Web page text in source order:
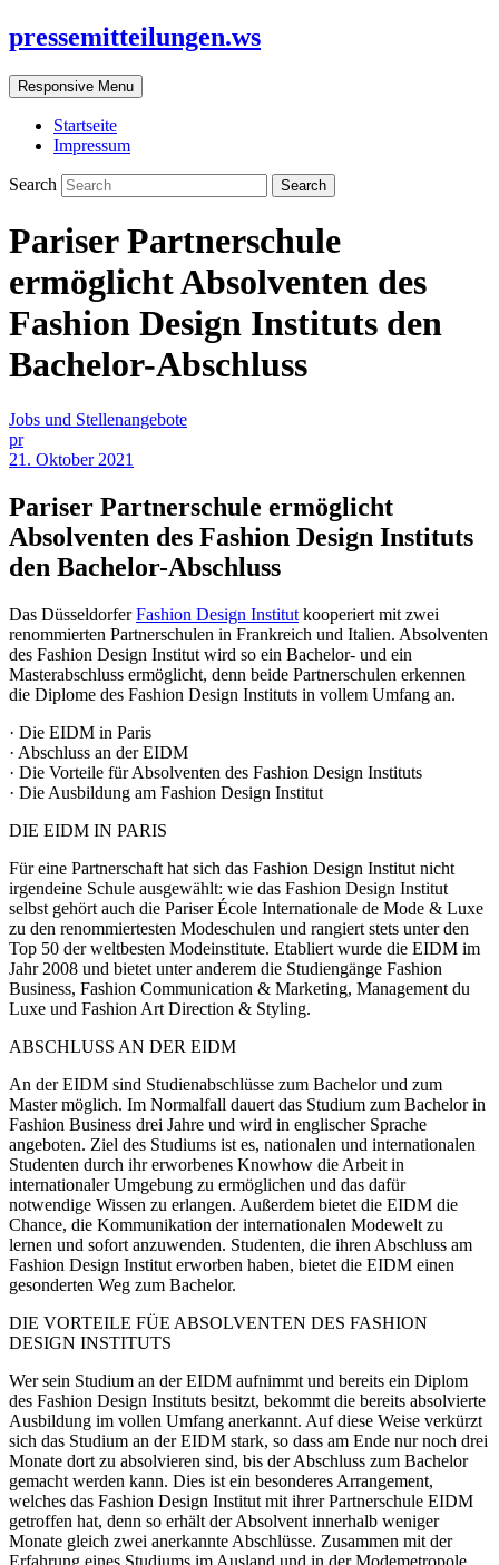
pressemitteilungen.ws
Responsive Menu
Startseite
Impressum
Search
Pariser Partnerschule
ermöglicht Absolventen des
Fashion Design Instituts den
Bachelor-Abschluss
Jobs und Stellenangebote
pr
21. Oktober 2021
Pariser Partnerschule ermöglicht
Absolventen des Fashion Design Instituts
den Bachelor-Abschluss
Das DüsseldorferFashion Design Institut kooperiert mit zwei
renommierten Partnerschulen in Frankreich und Italien. Absolventen
des Fashion Design Institut wird so ein Bachelor- und ein
Masterabschluss ermöglicht, denn beide Partnerschulen erkennen
die Diplome des Fashion Design Instituts in vollem Umfang an.
· Die EIDM in Paris
· Abschluss an der EIDM
· Die Vorteile für Absolventen des Fashion Design Instituts
· Die Ausbildung am Fashion Design Institut
DIE EIDM IN PARIS
Für eine Partnerschaft hat sich das Fashion Design Institut nicht
irgendeine Schule ausgewählt: wie das Fashion Design Institut
selbst gehört auch die Pariser École Internationale de Mode & Luxe
zu den renommiertesten Modeschulen und rangiert stets unter den
Top 50 der weltbesten Modeinstitute. Etabliert wurde die EIDM im
Jahr 2008 und bietet unter anderem die Studiengänge Fashion
Business, Fashion Communication & Marketing, Management du
Luxe und Fashion Art Direction & Styling.
ABSCHLUSS AN DER EIDM
An der EIDM sind Studienabschlüsse zum Bachelor und zum
Master möglich. Im Normalfall dauert das Studium zum Bachelor in
Fashion Business drei Jahre und wird in englischer Sprache
angeboten. Ziel des Studiums ist es, nationalen und internationalen
Studenten durch ihr erworbenes Knowhow die Arbeit in
internationaler Umgebung zu ermöglichen und das dafür
notwendige Wissen zu erlangen. Außerdem bietet die EIDM die
Chance, die Kommunikation der internationalen Modewelt zu
lernen und sofort anzuwenden. Studenten, die ihren Abschluss am
Fashion Design Institut erworben haben, bietet die EIDM einen
gesonderten Weg zum Bachelor.
DIE VORTEILE FÜE ABSOLVENTEN DES FASHION
DESIGN INSTITUTS
Wer sein Studium an der EIDM aufnimmt und bereits ein Diplom
des Fashion Design Instituts besitzt, bekommt die bereits absolvierte
Ausbildung im vollen Umfang anerkannt. Auf diese Weise verkürzt
sich das Studium an der EIDM stark, so dass am Ende nur noch drei
Monate dort zu absolvieren sind, bis der Abschluss zum Bachelor
gemacht werden kann. Dies ist ein besonderes Arrangement,
welches das Fashion Design Institut mit ihrer Partnerschule EIDM
getroffen hat, denn so erhält der Absolvent innerhalb weniger
Monate gleich zwei anerkannte Abschlüsse. Zusammen mit der
Erfahrung eines Studiums im Ausland und in der Modemetropole